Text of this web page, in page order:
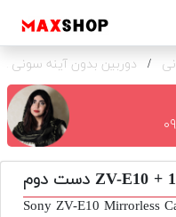
/ دوربین بدون آینه سونی ZV-E10 + 16-50mm
Sony ZV-E10 Mirrorless